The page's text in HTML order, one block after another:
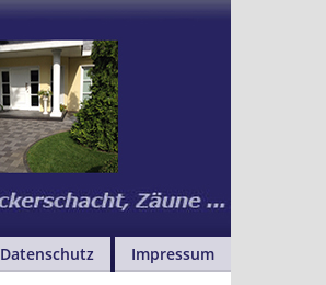
Datenschutz
Impressum